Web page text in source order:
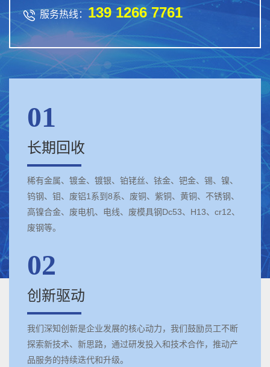
 服务热线： 139 1266 7761
01
长期回收
稀有金属、镀金、镀银、铂铑丝、铱金、钯金、锡、镍、
钨钢、钼、废铝1系到8系、废铜、紫铜、黄铜、不锈钢、
高镍合金、废电机、电线、废模具钢Dc53、H13、cr12、
废钢等。
02
创新驱动
我们深知创新是企业发展的核心动力，我们鼓励员工不断
探索新技术、新思路，通过研发投入和技术合作，推动产
品服务的持续迭代和升级。